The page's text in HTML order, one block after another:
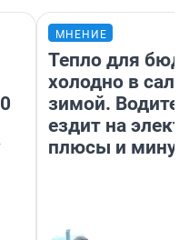
МНЕНИЕ
Тепло для
холодно в
зимой.
ездит на
плюсы и